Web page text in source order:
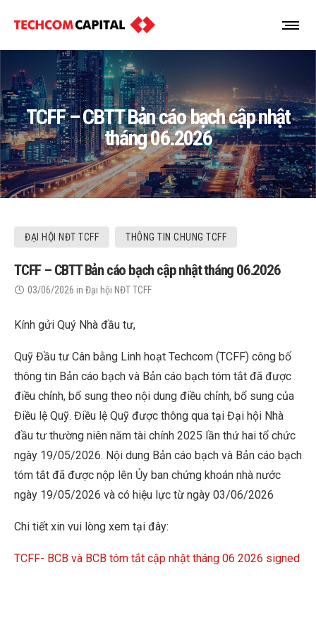
TCFF – CBTT Bản cáo bạch cập nhật
tháng 06.2026
ĐẠI HỘI NĐT TCFF THÔNG TIN CHUNG TCFF
TCFF – CBTT Bản cáo bạch cập nhật tháng 06.2026
03/06/2026 in Đại hội NĐT TCFF
Kính gửi Quý Nhà đầu tư,
Quỹ Đầu tư Cân bằng Linh hoạt Techcom (TCFF) công bố
thông tin Bản cáo bạch và Bản cáo bạch tóm tắt đã được
điều chỉnh, bổ sung theo nội dung điều chỉnh, bổ sung của
Điều lệ Quỹ. Điều lệ Quỹ được thông qua tại Đại hội Nhà
đầu tư thường niên năm tài chính 2025 lần thứ hai tổ chức
ngày 19/05/2026. Nội dung Bản cáo bạch và Bản cáo bạch
tóm tắt đã được nộp lên Ủy ban chứng khoán nhà nước
ngày 19/05/2026 và có hiệu lực từ ngày 03/06/2026
Chi tiết xin vui lòng xem tại đây:
TCFF- BCB và BCB tóm tắt cập nhật tháng 06 2026 signed